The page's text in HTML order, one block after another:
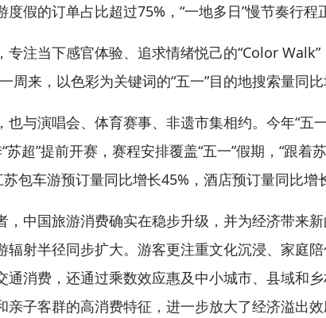
假的订单占比超过75%，“一地多日”慢节奏行程
注当下感官体验、追求情绪悦己的“Color Walk”
周来，以色彩为关键词的“五一”目的地搜索量同比
演唱会、体育赛事、非遗市集相约。今年“五
苏超”提前开赛，赛程安排覆盖“五一”假期，“跟
苏包车游预订量同比增长45%，酒店预订量同比增
国旅游消费确实在稳步升级，并为经济带来新
辐射半径同步扩大。游客更注重文化沉浸、家庭
通消费，还通过乘数效应惠及中小城市、县域和
亲子客群的高消费特征，进一步放大了经济溢出